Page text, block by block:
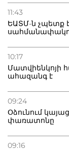
11:43
ԵԱՏՄ-ն չպետք
10:17
Մատվիենկոյի
ահազանգ է
09:24
Օձունում
փառատոնը
09:16